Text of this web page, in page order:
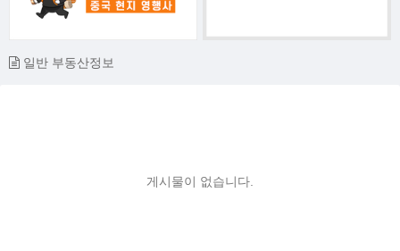
일반 부동산정보
게시물이 없습니다.